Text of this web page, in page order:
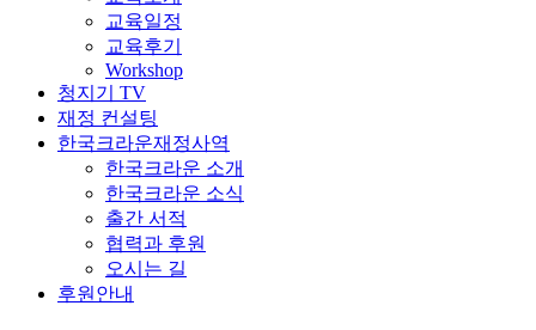
교육일정
교육후기
Workshop
청지기 TV
재정 컨설팅
한국크라운재정사역
한국크라운 소개
한국크라운 소식
출간 서적
협력과 후원
오시는 길
후원안내